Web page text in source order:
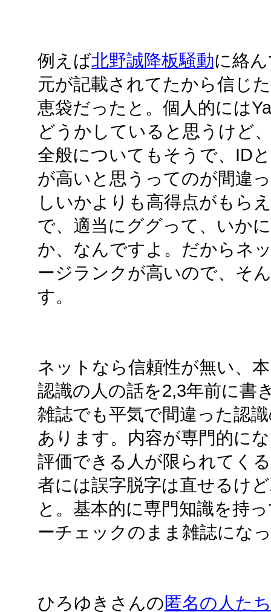
例えば北野誠降板騒動に絡
元が記載されてたから信じ
恵袋だったと。個人的には
どうかしていると思うけど
全般についてもそうで、ID
が高いと思うってのが間違
しいかよりも高得点がもら
で、適当にググって、いか
か、なんですよ。だからネ
ージランクが高いので、そ
す。
ネットなら信頼性が無い、
認識の人の話を2,3年前に書
雑誌でも平気で間違った認
あります。内容が専門的に
評価できる人が限られてく
者には誤字脱字は直せるけ
と。基本的に専門知識を持
ーチェックのまま雑誌にな
ひろゆきさんの匿名の人た